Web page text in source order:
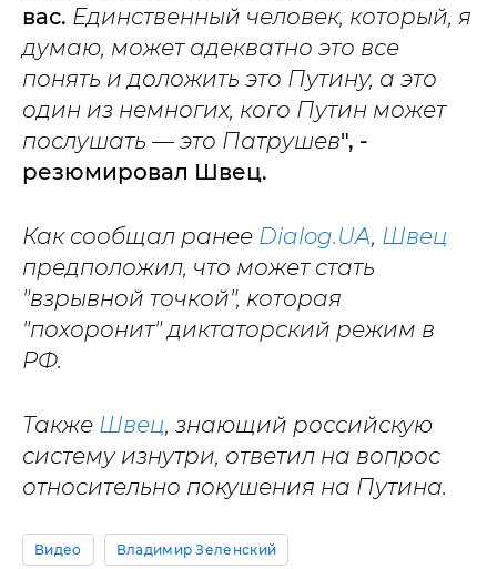
вас. Единственный человек, который, я
думаю, может адекватно это все
понять и доложить это Путину, а это
один из немногих, кого Путин может
послушать — это Патрушев", -
резюмировал Швец.
Как сообщал ранее Dialog.UA, Швец
предположил, что может стать
"взрывной точкой", которая
"похоронит" диктаторский режим в
РФ.
Также Швец, знающий российскую
систему изнутри, ответил на вопрос
относительно покушения на Путина.
Видео Владимир Зеленский